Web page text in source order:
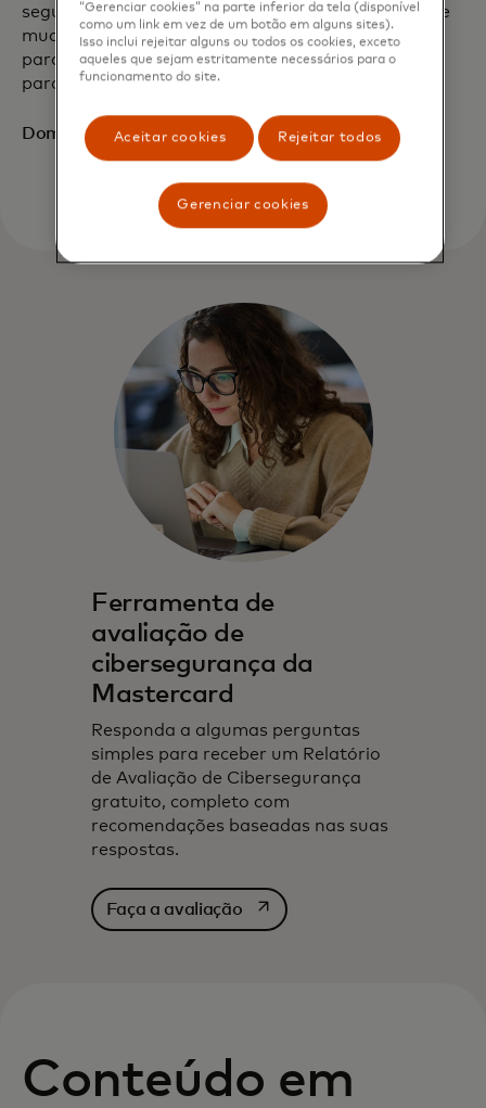
segurança cibernética, mas os riscos em constante
mudança significam levar os protocolos de defesa
para o próximo nível. Tornar a Mastercard um
parceiro confiável pode ajudar você a ter sucesso.
Domine sua segurança
Ferramenta de
avaliação de
cibersegurança da
Mastercard
Responda a algumas perguntas
simples para receber um Relatório
de Avaliação de Cibersegurança
gratuito, completo com
recomendações baseadas nas suas
respostas.‎
Faça a avaliaçãoabre em uma nova guia
Conteúdo em
“Gerenciar cookies” na parte inferior da tela (disponível
como um link em vez de um botão em alguns sites).
Isso inclui rejeitar alguns ou todos os cookies, exceto
aqueles que sejam estritamente necessários para o
funcionamento do site.
Aceitar cookies Rejeitar todos
Gerenciar cookies